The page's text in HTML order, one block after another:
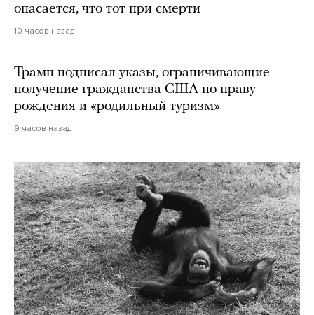
опасается, что тот при смерти
10 часов назад
Трамп подписал указы, ограничивающие
получение гражданства США по праву
рождения и «родильный туризм»
9 часов назад